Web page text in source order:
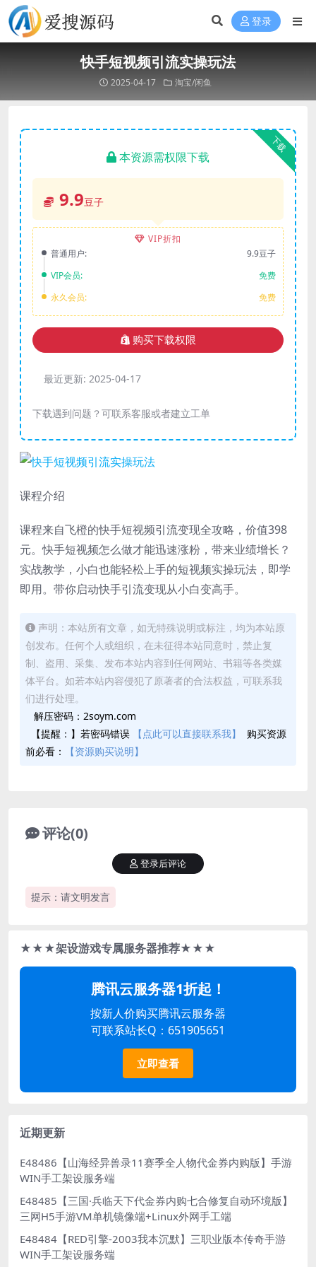
登录
快手短视频引流实操玩法
2025-04-17 淘宝/闲鱼
下载
本资源需权限下载
9.9豆子
VIP折扣
普通用户:
9.9豆子
VIP会员:
免费
永久会员:
免费
购买下载权限
最近更新: 2025-04-17
下载遇到问题？可联系客服或者建立工单
课程介绍
课程来自飞橙的快手短视频引流变现全攻略，价值398
元。快手短视频怎么做才能迅速涨粉，带来业绩增长？
实战教学，小白也能轻松上手的短视频实操玩法，即学
即用。带你启动快手引流变现从小白变高手。
声明：本站所有文章，如无特殊说明或标注，均为本站原
创发布。任何个人或组织，在未征得本站同意时，禁止复
制、盗用、采集、发布本站内容到任何网站、书籍等各类媒
体平台。如若本站内容侵犯了原著者的合法权益，可联系我
们进行处理。
解压密码：2soym.com
【提醒：】若密码错误
【点此可以直接联系我】
购买资源
前必看：
【资源购买说明】
评论(0)
提示：请文明发言
登录后评论
★★★架设游戏专属服务器推荐★★★
腾讯云服务器1折起！
按新人价购买腾讯云服务器
可联系站长Q：651905651
立即查看
近期更新
E48486【山海经异兽录11赛季全人物代金券内购版】手游
WIN手工架设服务端
E48485【三国·兵临天下代金券内购七合修复自动环境版】
三网H5手游VM单机镜像端+Linux外网手工端
E48484【RED引擎-2003我本沉默】三职业版本传奇手游
WIN手工架设服务端